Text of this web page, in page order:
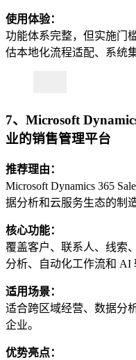
使用体验：
功能体系完整，但实施门
估本地化流程适配、系统
7、Microsoft
业的销售管理平台
推荐理由：
Microsoft Dynamics 365
据分析和云服务生态的制
核心功能：
覆盖客户、联系人、线索
分析、自动化工作流和 AI
适用场景：
适合跨区域经营、数据分
企业。
优势亮点：